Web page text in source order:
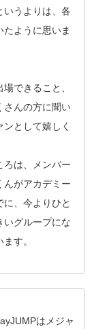
いうよりは、各
ように思いま
できること、
さんの方に聞い
として嬉しく
ろは、メンバー
んがアカデミー
、今よりひと
いグループにな
す。
はメジャ